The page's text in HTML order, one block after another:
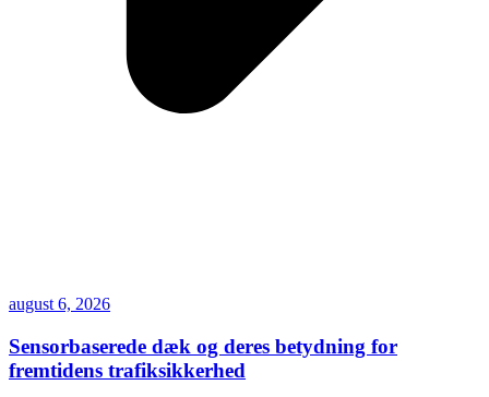
august 6, 2026
Sensorbaserede dæk og deres betydning for
fremtidens trafiksikkerhed